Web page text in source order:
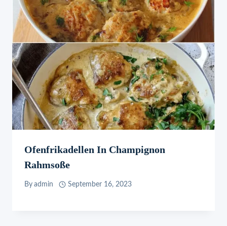
Ofenfrikadellen In Champignon
Rahmsoße
By admin September 16, 2023